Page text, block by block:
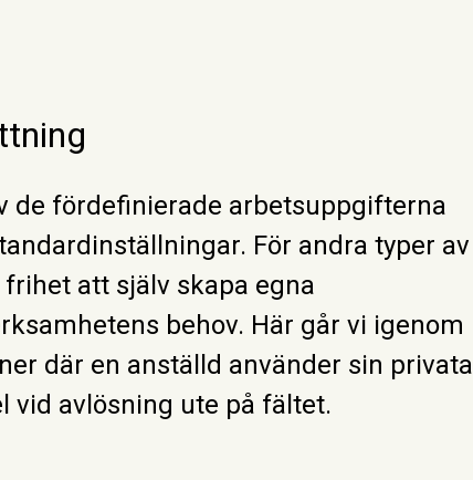
de fördefinierade arbetsuppgifterna
För andra typer av
att själv skapa egna
behov. Här går vi igenom
där en anställd använder sin privata
vid avlösning ute på fältet.